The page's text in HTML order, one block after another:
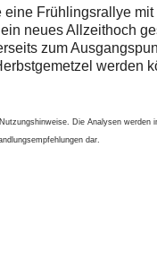
eine Frühlingsrallye
neues Allzeithoch
zum
werden
Die Analysen werden
dar.